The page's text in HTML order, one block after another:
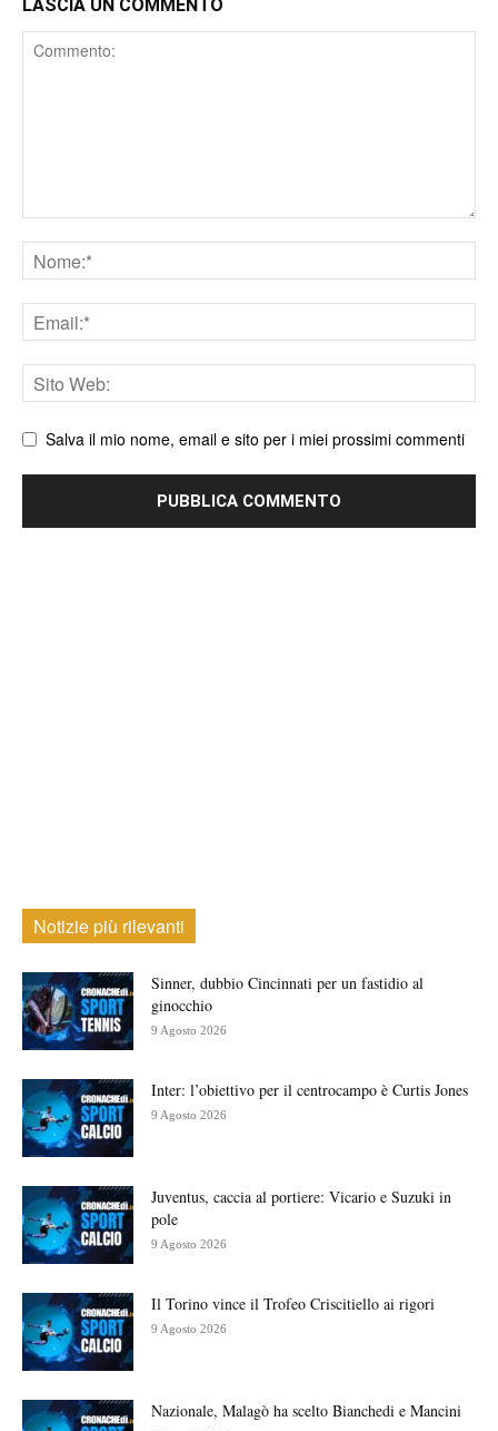
LASCIA UN COMMENTO
Comment
Nome
Email
Sito
web
Salva il mio nome, email e sito per i miei prossimi commenti
Notizie più rilevanti
Sinner, dubbio Cincinnati per un fastidio al
ginocchio
9 Agosto 2026
Inter: l’obiettivo per il centrocampo è Curtis Jones
9 Agosto 2026
Juventus, caccia al portiere: Vicario e Suzuki in
pole
9 Agosto 2026
Il Torino vince il Trofeo Criscitiello ai rigori
9 Agosto 2026
Nazionale, Malagò ha scelto Bianchedi e Mancini